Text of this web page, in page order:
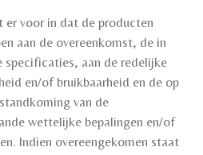
er voor in dat de producten
aan de overeenkomst, de in
specificaties, aan de redelijke
en/of bruikbaarheid en de op
van de
wettelijke bepalingen en/of
Indien overeengekomen staat